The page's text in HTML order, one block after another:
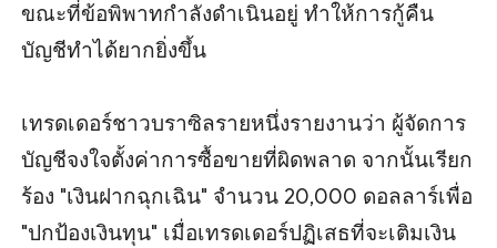
ขณะที่ข้อพิพาทกำลังดำเนินอยู่ ทำให้การกู้คืน
บัญชีทำได้ยากยิ่งขึ้น
เทรดเดอร์ชาวบราซิลรายหนึ่งรายงานว่า ผู้จัดการ
บัญชีจงใจตั้งค่าการซื้อขายที่ผิดพลาด จากนั้นเรียก
ร้อง "เงินฝากฉุกเฉิน" จำนวน 20,000 ดอลลาร์เพื่อ
"ปกป้องเงินทุน" เมื่อเทรดเดอร์ปฏิเสธที่จะเติมเงิน